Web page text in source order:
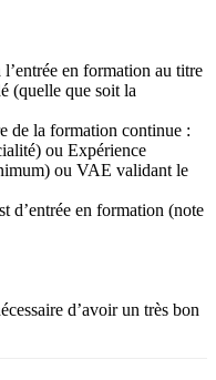
l’entrée en formation au titre
(quelle que soit la
de la formation continue :
ou Expérience
ou VAE validant le
d’entrée en formation (note
d’avoir un très bon